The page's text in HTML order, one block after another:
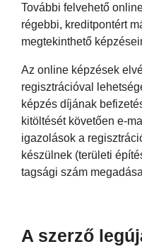
További felvehető
régebbi, kreditpontért
megtekinthető
Az online képzések
regisztrációval
képzés díjának
kitöltését követően e-
igazolások a
készülnek (területi
tagsági szám
A szerző